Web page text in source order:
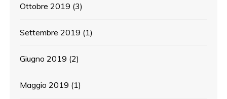
Ottobre 2019 (3)
Settembre 2019 (1)
Giugno 2019 (2)
Maggio 2019 (1)